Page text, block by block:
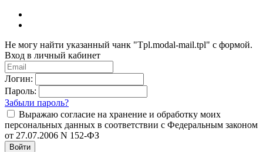
Не могу найти указанный чанк "Tpl.modal-mail.tpl" с формой.
Вход в личный кабинет
Логин:
Пароль:
Забыли пароль?
Выражаю согласие на хранение и обработку моих
персональных данных в соответствии с Федеральным законом
от 27.07.2006 N 152-ФЗ
Войти